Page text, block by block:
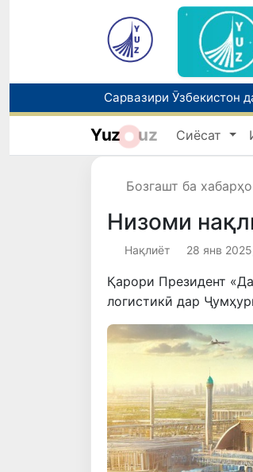
Yuz uz Сиёсат
Бозгашт ба хабарҳо
Низоми
Нақлиёт 28 янв
Қарори Президент
логистикӣ дар